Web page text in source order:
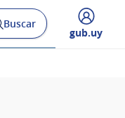
Buscar
Desplegar
gub.uy